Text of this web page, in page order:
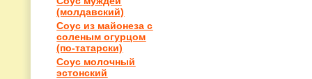
(молдавский)
Соус из майонеза с
соленым огурцом
(по-татарски)
Соус молочный
эстонский